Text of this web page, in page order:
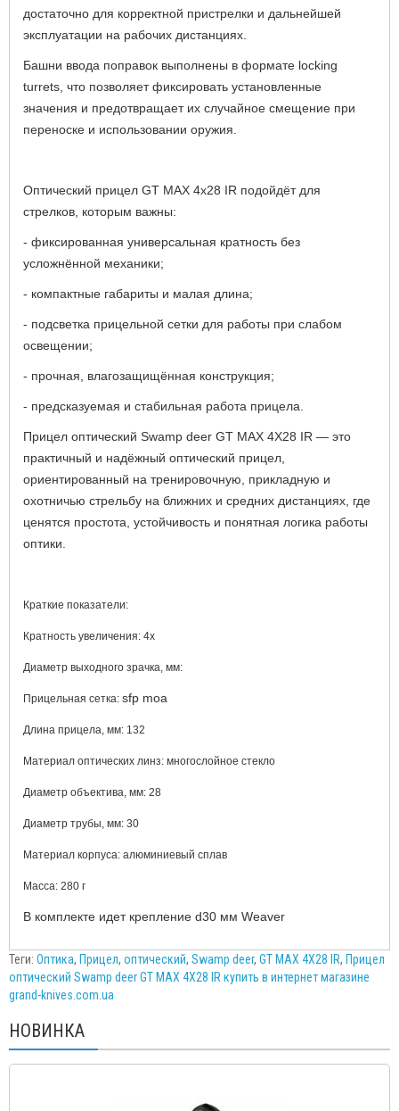
достаточно для корректной пристрелки и дальнейшей
эксплуатации на рабочих дистанциях.
Башни ввода поправок выполнены в формате locking
turrets, что позволяет фиксировать установленные
значения и предотвращает их случайное смещение при
переноске и использовании оружия.
Оптический прицел GT MAX 4х28 IR подойдёт для
стрелков, которым важны:
- фиксированная универсальная кратность без
усложнённой механики;
- компактные габариты и малая длина;
- подсветка прицельной сетки для работы при слабом
освещении;
- прочная, влагозащищённая конструкция;
- предсказуемая и стабильная работа прицела.
Прицел оптический Swamp deer GT MAX 4X28 IR — это
практичный и надёжный оптический прицел,
ориентированный на тренировочную, прикладную и
охотничью стрельбу на ближних и средних дистанциях, где
ценятся простота, устойчивость и понятная логика работы
оптики.
Краткие показатели:
Кратность увеличения: 4х
Диаметр выходного зрачка, мм:
Прицельная сетка: sfp moa
Длина прицела, мм: 132
Материал оптических линз: многослойное стекло
Диаметр объектива, мм: 28
Диаметр трубы, мм: 30
Материал корпуса: алюминиевый сплав
Масса: 280 г
В комплекте идет крепление d30 мм Weaver
Теги: Оптика, Прицел, оптический, Swamp deer, GT MAX 4X28 IR, Прицел
оптический Swamp deer GT MAX 4X28 IR купить в интернет магазине
grand-knives.com.ua
НОВИНКА